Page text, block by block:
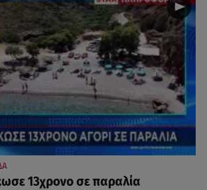
13χρονο σε παραλία